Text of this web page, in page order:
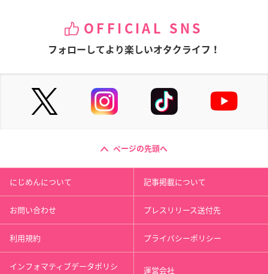
OFFICIAL SNS
フォローしてより楽しいオタクライフ！
ページの先頭へ
にじめんについて 記事掲載について
お問い合わせ プレスリリース送付先
利用規約 プライバシーポリシー
インフォマティブデータポリシ 運営会社